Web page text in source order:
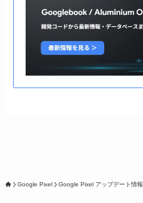
Google Pixel Google Pixel アップデート情報